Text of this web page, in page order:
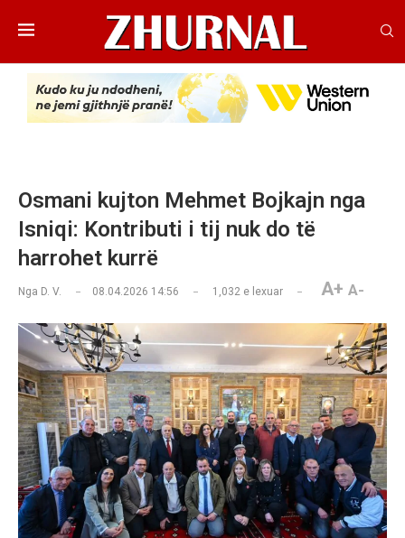
Osmani kujton Mehmet Bojkajn nga
Isniqi: Kontributi i tij nuk do të
harrohet kurrë
Nga D. V. 08.04.2026 14:56 1,032 e lexuar A+ A-